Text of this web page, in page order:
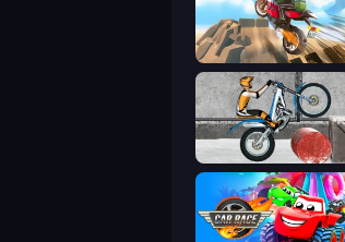
Cartoon Moto Stunt
Trials Ice Ride